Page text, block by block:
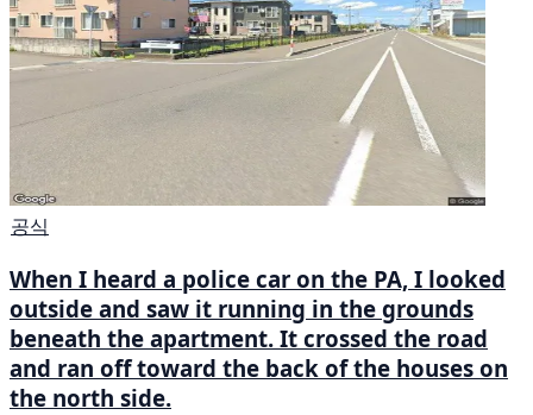
공식
When I heard a police car on the PA, I looked
outside and saw it running in the grounds
beneath the apartment. It crossed the road
and ran off toward the back of the houses on
the north side.